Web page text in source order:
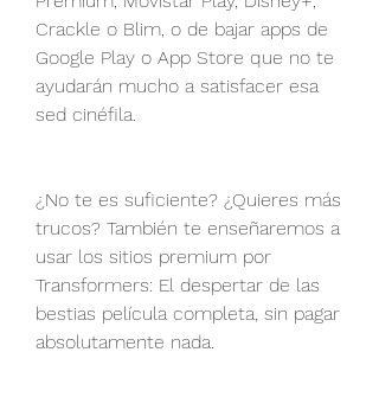
Crackle o Blim, o de bajar apps de
Google Play o App Store que no te
ayudarán mucho a satisfacer esa
sed cinéfila.
¿No te es suficiente? ¿Quieres más
trucos? También te enseñaremos a
usar los sitios premium por
Transformers: El despertar de las
bestias película completa, sin pagar
absolutamente nada.